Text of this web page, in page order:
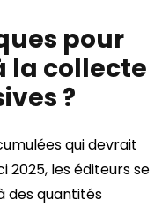
pour
la collecte
?
qui devrait
2025, les éditeurs se
des quantités